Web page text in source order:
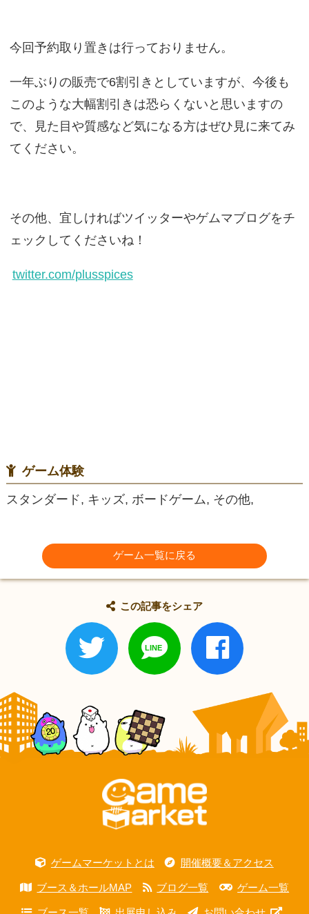
今回予約取り置きは行っておりません。
一年ぶりの販売で6割引きとしていますが、今後も
このような大幅割引きは恐らくないと思いますの
で、見た目や質感など気になる方はぜひ見に来てみ
てください。
その他、宜しければツイッターやゲムマブログをチ
ェックしてくださいね！
twitter.com/plusspices
ゲーム体験
スタンダード, キッズ, ボードゲーム, その他,
ゲーム一覧に戻る
この記事をシェア
ゲームマーケットとは 開催概要＆アクセス
ブース＆ホールMAP ブログ一覧 ゲーム一覧